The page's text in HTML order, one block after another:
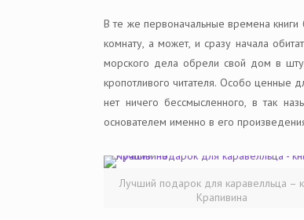
В те же первоначальные времена книги
комнату, а может, и сразу начала
морского дела обрели свой дом в
кропотливого читателя. Особо ценные
нет ничего бессмысленного, в так
основателем именно в его
Лучший подарок для каравелльца –
Крапивина